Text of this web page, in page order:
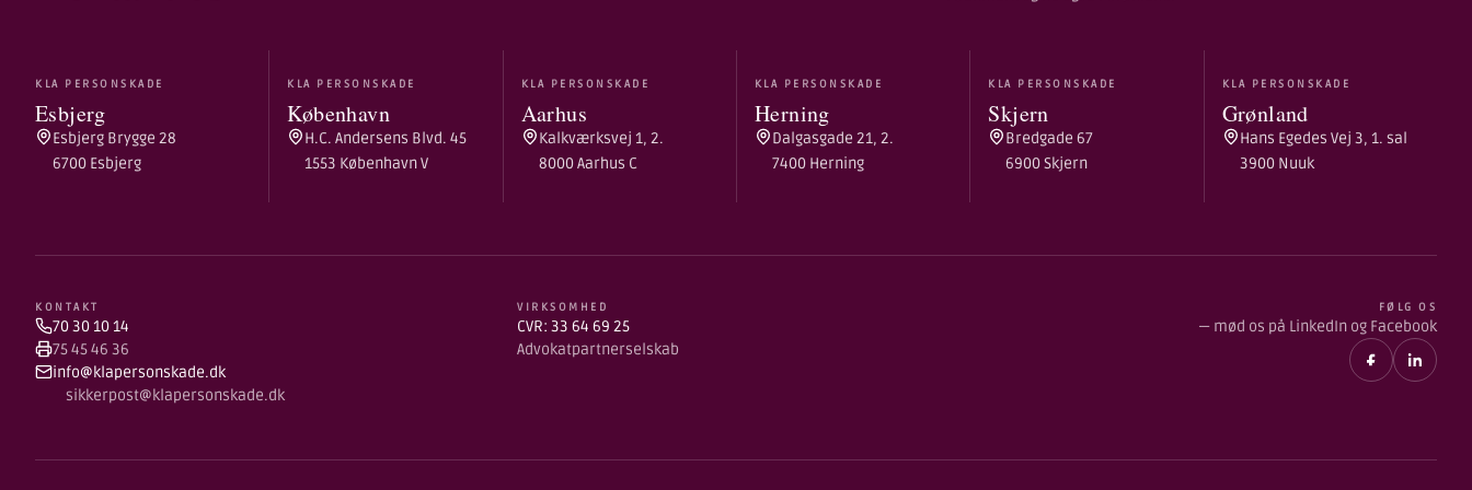
KLA PERSONSKADE
Esbjerg
Esbjerg Brygge 28
6700 Esbjerg
KLA PERSONSKADE
København
H.C. Andersens Blvd. 45
1553 København V
KLA PERSONSKADE
Aarhus
Kalkværksvej 1, 2.
8000 Aarhus C
KLA PERSONSKADE
Herning
Dalgasgade 21, 2.
7400 Herning
KLA PERSONSKADE
Skjern
Bredgade 67
6900 Skjern
KLA PERSONSKADE
Grønland
Hans Egedes Vej 3, 1. sal
3900 Nuuk
KONTAKT
70 30 10 14
75 45 46 36
info@klapersonskade.dk
sikkerpost@klapersonskade.dk
VIRKSOMHED
CVR: 33 64 69 25
Advokatpartnerselskab
FØLG OS
— mød os på LinkedIn og Facebook